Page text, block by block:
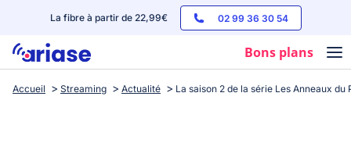
La fibre à partir de 22,99€ 02 99 36 30 54
Bons plans
Box internet
Accueil Streaming Actualité La saison 2 de la série Les Anneaux